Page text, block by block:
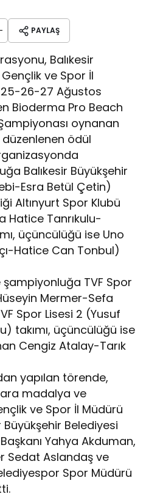
PAYLAŞ
Balıkesir
ve Spor İl
26-27 Ağustos
Bioderma Pro Beach
oynanan
ödül
Balıkesir Büyükşehir
Esra Betül Çetin)
Altınyurt Spor Klubü
Hatice Tanrıkulu-
üçüncülüğü ise Uno
Hatice Can Tonbul)
TVF Spor
Mermer-Sefa
Spor Lisesi 2 (Yusuf
takımı, üçüncülüğü ise
Cengiz Atalay-Tarık
yapılan törende,
madalya ve
ve Spor İl Müdürü
Belediyesi
Yahya Akduman,
Sedat Aslandaş ve
Spor Müdürü